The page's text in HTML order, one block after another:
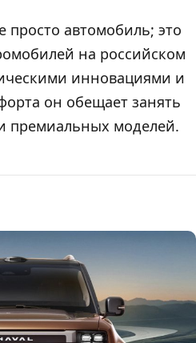
просто автомобиль; это
на российском
инновациями и
он обещает занять
премиальных моделей.